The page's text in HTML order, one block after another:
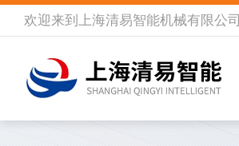
欢迎来到 上海清易智能机械有限公司